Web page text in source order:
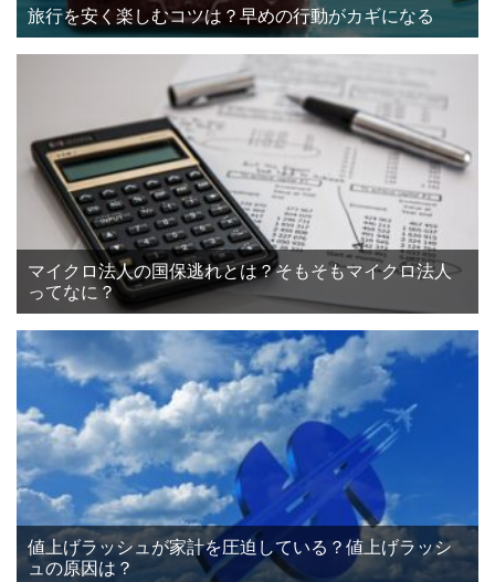
旅行を安く楽しむコツは？早めの行動がカギになる
マイクロ法人の国保逃れとは？そもそもマイクロ法人
ってなに？
値上げラッシュが家計を圧迫している？値上げラッシ
ュの原因は？